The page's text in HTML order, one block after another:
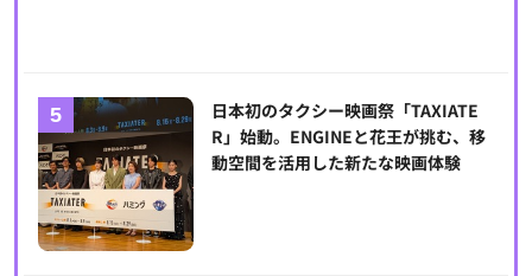
日本初のタクシー映画祭「TAXIATE
R」始動。ENGINEと花王が挑む、移
動空間を活用した新たな映画体験